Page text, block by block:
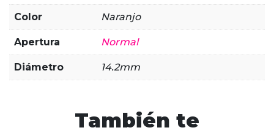
Color Naranjo
Apertura Normal
Diámetro 14.2mm
También te